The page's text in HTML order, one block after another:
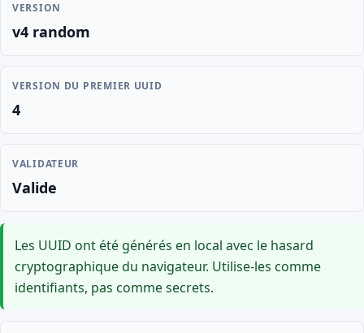
VERSION
v4 random
VERSION DU PREMIER UUID
4
VALIDATEUR
Valide
Les UUID ont été générés en local avec le hasard
cryptographique du navigateur. Utilise-les comme
identifiants, pas comme secrets.